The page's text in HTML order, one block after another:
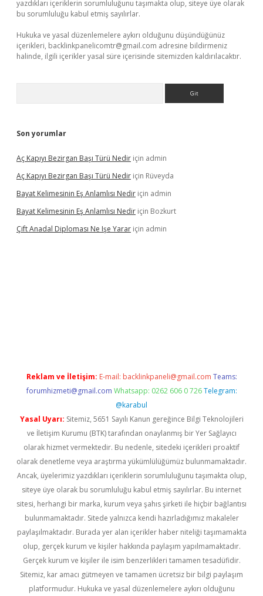
yazdıkları içeriklerin sorumluluğunu taşımakta olup, siteye üye olarak
bu sorumluluğu kabul etmiş sayılırlar.
Hukuka ve yasal düzenlemelere aykırı olduğunu düşündüğünüz
içerikleri, backlinkpanelicomtr@gmail.com adresine bildirmeniz
halinde, ilgili içerikler yasal süre içerisinde sitemizden kaldırılacaktır.
Son yorumlar
Aç Kapıyı Bezirgan Başı Türü Nedir için admin
Aç Kapıyı Bezirgan Başı Türü Nedir için Rüveyda
Bayat Kelimesinin Eş Anlamlısı Nedir için admin
Bayat Kelimesinin Eş Anlamlısı Nedir için Bozkurt
Çift Anadal Diploması Ne Işe Yarar için admin
Reklam ve İletişim: E-mail: backlinkpaneli@gmail.com Teams:
forumhizmeti@gmail.com Whatsapp: 0262 606 0 726 Telegram:
@karabul
Yasal Uyarı: Sitemiz, 5651 Sayılı Kanun gereğince Bilgi Teknolojileri
ve İletişim Kurumu (BTK) tarafından onaylanmış bir Yer Sağlayıcı
olarak hizmet vermektedir. Bu nedenle, sitedeki içerikleri proaktif
olarak denetleme veya araştırma yükümlülüğümüz bulunmamaktadır.
Ancak, üyelerimiz yazdıkları içeriklerin sorumluluğunu taşımakta olup,
siteye üye olarak bu sorumluluğu kabul etmiş sayılırlar. Bu internet
sitesi, herhangi bir marka, kurum veya şahıs şirketi ile hiçbir bağlantısı
bulunmamaktadır. Sitede yalnızca kendi hazırladığımız makaleler
paylaşılmaktadır. Burada yer alan içerikler haber niteliği taşımamakta
olup, gerçek kurum ve kişiler hakkında paylaşım yapılmamaktadır.
Gerçek kurum ve kişiler ile isim benzerlikleri tamamen tesadüfidir.
Sitemiz, kar amacı gütmeyen ve tamamen ücretsiz bir bilgi paylaşım
platformudur. Hukuka ve yasal düzenlemelere aykırı olduğunu